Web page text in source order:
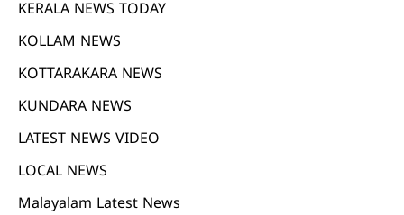
KERALA NEWS TODAY
KOLLAM NEWS
KOTTARAKARA NEWS
KUNDARA NEWS
LATEST NEWS VIDEO
LOCAL NEWS
Malayalam Latest News